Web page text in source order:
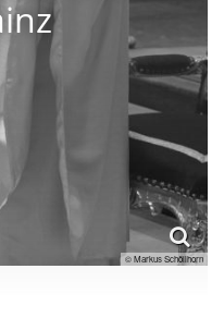
© Markus Schöllhorn